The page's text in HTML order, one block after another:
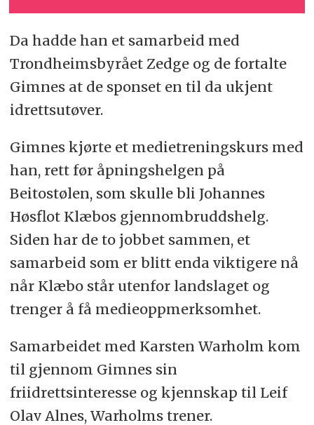
Da hadde han et samarbeid med
Trondheimsbyrået Zedge og de fortalte
Gimnes at de sponset en til da ukjent
idrettsutøver.
Gimnes kjørte et medietreningskurs med
han, rett før åpningshelgen på
Beitostølen, som skulle bli Johannes
Høsflot Klæbos gjennombruddshelg.
Siden har de to jobbet sammen, et
samarbeid som er blitt enda viktigere nå
når Klæbo står utenfor landslaget og
trenger å få medieoppmerksomhet.
Samarbeidet med Karsten Warholm kom
til gjennom Gimnes sin
friidrettsinteresse og kjennskap til Leif
Olav Alnes, Warholms trener.